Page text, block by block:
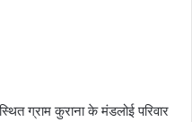
ग्राम कुराना के मंडलोई परिवार